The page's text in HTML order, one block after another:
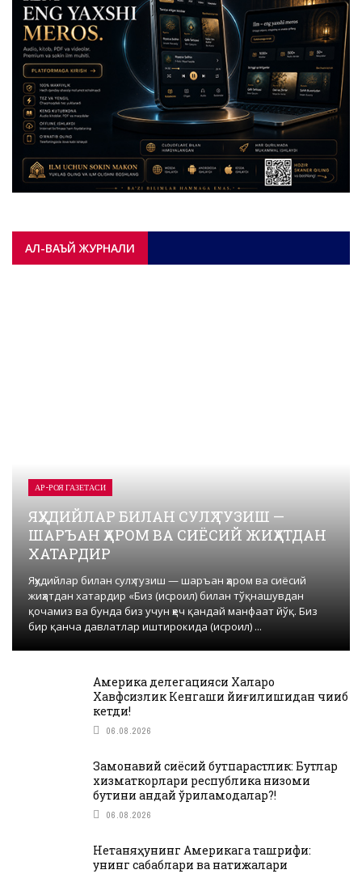
АЛ-ВАЪЙ ЖУРНАЛИ
АР-РОЯ ГАЗЕТАСИ
ЯҲУДИЙЛАР БИЛАН СУЛҲ ТУЗИШ —
ШАРЪАН ҲАРОМ ВА СИЁСИЙ ЖИҲАТДАН
ХАТАРДИР
Яҳудийлар билан сулҳ тузиш — шаръан ҳаром ва сиёсий
жиҳатдан хатардир «Биз (исроил) билан тўқнашувдан
қочамиз ва бунда биз учун ҳеч қандай манфаат йўқ. Биз
бир қанча давлатлар иштирокида (исроил) ...
Америка делегацияси Халқаро
Хавфсизлик Кенгаши йиғилишидан чиқиб
кетди!
06.08.2026
Замонавий сиёсий бутпарастлик: Бутлар
хизматкорлари республика низоми
бутини қандай қўриқламоқдалар?!
06.08.2026
Нетаняҳунинг Америкага ташрифи:
унинг сабаблари ва натижалари